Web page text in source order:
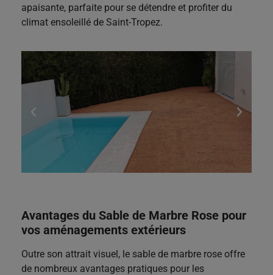
apaisante, parfaite pour se détendre et profiter du
climat ensoleillé de Saint-Tropez.
Avantages du Sable de Marbre Rose pour
vos aménagements extérieurs
Outre son attrait visuel, le sable de marbre rose offre
de nombreux avantages pratiques pour les